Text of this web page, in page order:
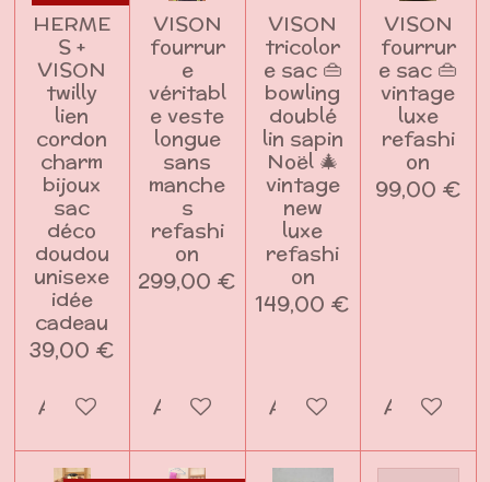
HERME
S +
VISON
twilly
lien
cordon
charm
bijoux
sac
déco
doudou
unisexe
idée
cadeau
39,00 €
Ajouter au panier
VISON
fourrur
e
véritabl
e veste
longue
sans
manche
s
refashi
on
299,00 €
Ajouter au panier
VISON
tricolor
e sac 👜
bowling
doublé
lin sapin
Noël 🎄
vintage
new
luxe
refashi
on
149,00 €
Ajouter au panier
VISON
fourrur
e sac 👜
vintage
luxe
refashi
on
99,00 €
Ajouter